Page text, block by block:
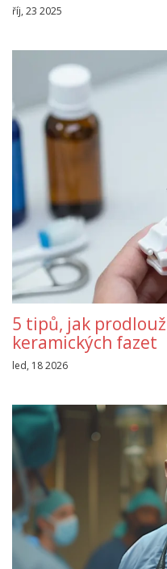
říj, 23 2025
5 tipů, jak
keramických fazet
led, 18 2026